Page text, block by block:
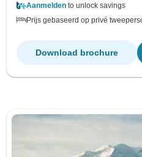
Aanmelden to unlock savings
Prijs gebaseerd op privé
Download brochure